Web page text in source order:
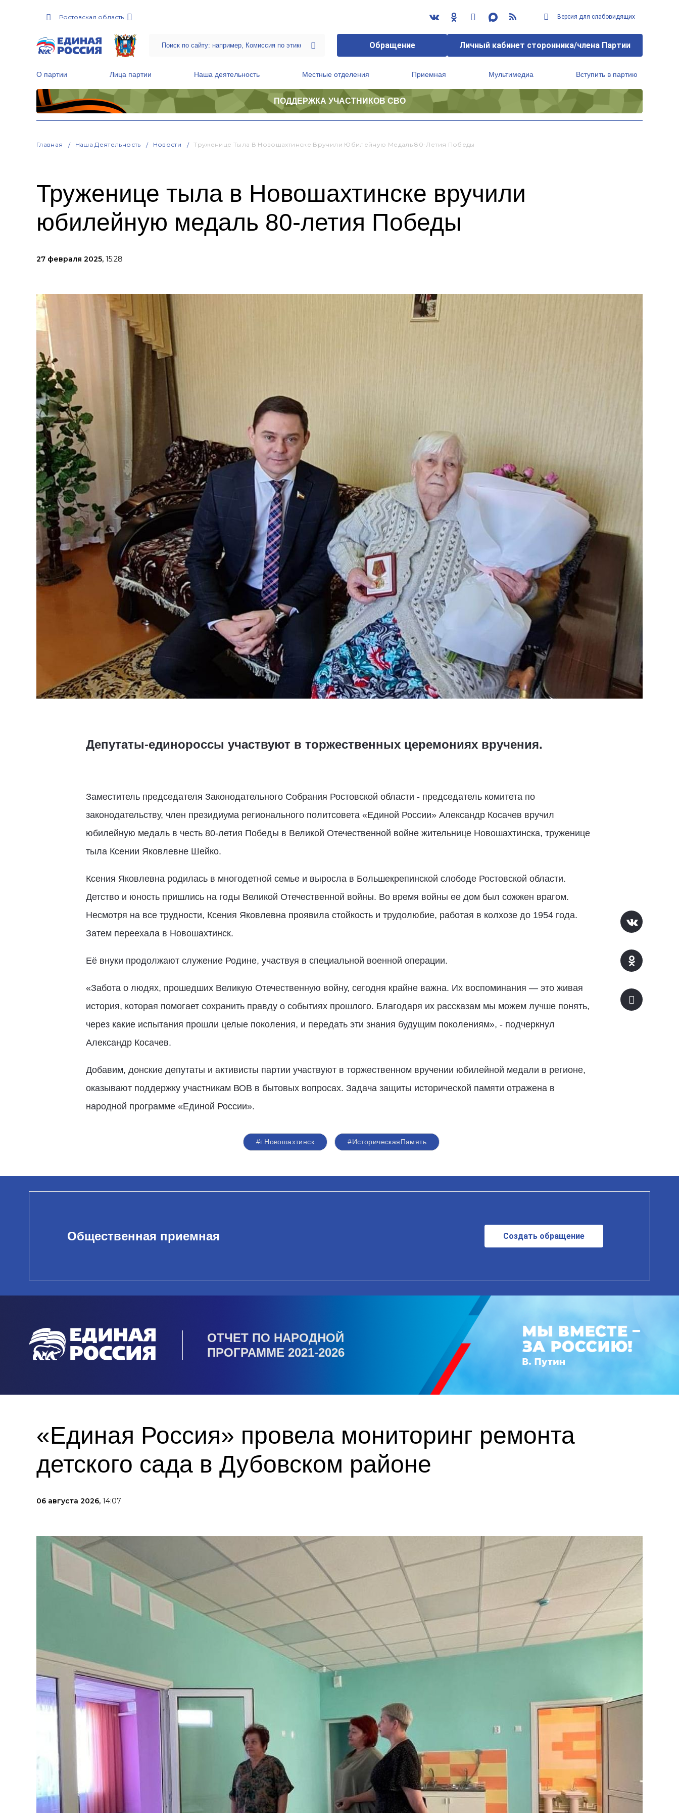
Ростовская область Версия для слабовидящих
Обращение Личный кабинет сторонника/члена Партии
О партии Лица партии Наша деятельность Местные отделения Приемная Мультимедиа Вступить в партию
ПОДДЕРЖКА УЧАСТНИКОВ СВО
Главная Наша Деятельность Новости Труженице Тыла В Новошахтинске Вручили Юбилейную Медаль 80-Летия Победы
Труженице тыла в Новошахтинске вручили
юбилейную медаль 80-летия Победы
27 февраля 2025, 15:28
Депутаты-единороссы участвуют в торжественных церемониях вручения.
Заместитель председателя Законодательного Собрания Ростовской области - председатель комитета по
законодательству, член президиума регионального политсовета «Единой России» Александр Косачев вручил
юбилейную медаль в честь 80-летия Победы в Великой Отечественной войне жительнице Новошахтинска, труженице
тыла Ксении Яковлевне Шейко.
Ксения Яковлевна родилась в многодетной семье и выросла в Большекрепинской слободе Ростовской области.
Детство и юность пришлись на годы Великой Отечественной войны. Во время войны ее дом был сожжен врагом.
Несмотря на все трудности, Ксения Яковлевна проявила стойкость и трудолюбие, работая в колхозе до 1954 года.
Затем переехала в Новошахтинск.
Её внуки продолжают служение Родине, участвуя в специальной военной операции.
«Забота о людях, прошедших Великую Отечественную войну, сегодня крайне важна. Их воспоминания — это живая
история, которая помогает сохранить правду о событиях прошлого. Благодаря их рассказам мы можем лучше понять,
через какие испытания прошли целые поколения, и передать эти знания будущим поколениям», - подчеркнул
Александр Косачев.
Добавим, донские депутаты и активисты партии участвуют в торжественном вручении юбилейной медали в регионе,
оказывают поддержку участникам ВОВ в бытовых вопросах. Задача защиты исторической памяти отражена в
народной программе «Единой России».
#г.Новошахтинск #ИсторическаяПамять
Общественная приемная Создать обращение
ОТЧЕТ ПО НАРОДНОЙ
ПРОГРАММЕ 2021-2026
«Единая Россия» провела мониторинг ремонта
детского сада в Дубовском районе
06 августа 2026, 14:07